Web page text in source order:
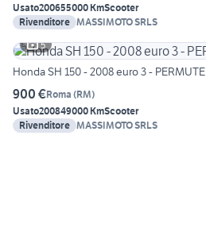
Usato200655000 KmScooter
Rivenditore MASSIMOTO SRLS
5
Honda SH 150 - 2008 euro 3 - PERMUTE
900 €Roma (RM)
Usato200849000 KmScooter
Rivenditore MASSIMOTO SRLS